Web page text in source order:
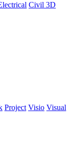
Civil 3D
Project Visio Visual